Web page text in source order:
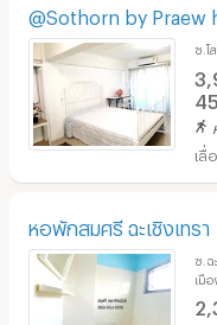
@Sothorn by Praew
ซ.โ
หอพักสมศรี ฉะเชิงเทรา
ซ.ฉ
เมือ